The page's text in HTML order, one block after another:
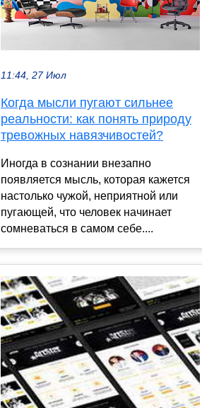
11:44, 27 Июл
Когда мысли пугают сильнее
реальности: как понять природу
тревожных навязчивостей?
Иногда в сознании внезапно
появляется мысль, которая кажется
настолько чужой, неприятной или
пугающей, что человек начинает
сомневаться в самом себе....